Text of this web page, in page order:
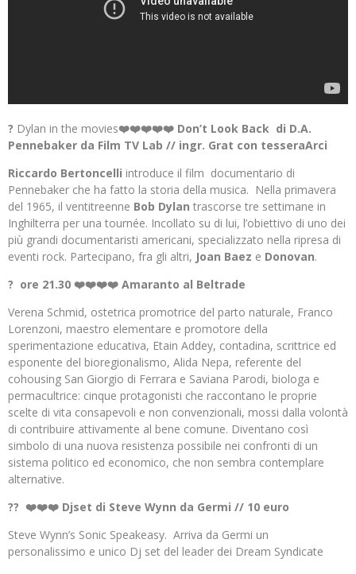
? Dylan in the movies❤️❤️❤️❤️❤️ Don’t Look Back di D.A.
Pennebaker da Film TV Lab // ingr. Grat con tesseraArci
Riccardo Bertoncelli introduce il film documentario di
Pennebaker che ha fatto la storia della musica. Nella primavera
del 1965, il ventitreenne Bob Dylan trascorse tre settimane in
Inghilterra per una tournée. Incollato su di lui, l’obiettivo di uno dei
più grandi documentaristi americani, specializzato nella ripresa di
eventi rock. Partecipano, fra gli altri, Joan Baez e Donovan.
? ore 21.30 ❤️❤️❤️❤️ Amaranto al Beltrade
Verena Schmid, ostetrica promotrice del parto naturale, Franco
Lorenzoni, maestro elementare e promotore della
sperimentazione educativa, Etain Addey, contadina, scrittrice ed
esponente del bioregionalismo, Alida Nepa, referente del
cohousing San Giorgio di Ferrara e Saviana Parodi, biologa e
permacultrice: cinque protagonisti che raccontano le proprie
scelte di vita consapevoli e non convenzionali, mossi dalla volontà
di contribuire attivamente al bene comune. Diventano così
simbolo di una nuova resistenza possibile nei confronti di un
sistema politico ed economico, che non sembra contemplare
alternative.
?? ❤️❤️❤️ Djset di Steve Wynn da Germi // 10 euro
Steve Wynn’s Sonic Speakeasy. Arriva da Germi un
personalissimo e unico Dj set del leader dei Dream Syndicate